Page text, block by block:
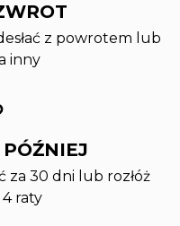
z powrotem lub
inny
za 30 dni lub rozłóż
4 raty